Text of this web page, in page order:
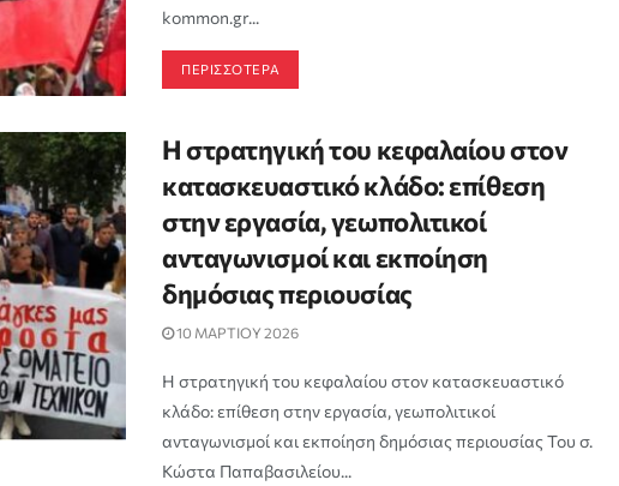
kommon.gr...
ΠΕΡΙΣΣΟΤΕΡΑ
Η στρατηγική του κεφαλαίου στον
κατασκευαστικό κλάδο: επίθεση
στην εργασία, γεωπολιτικοί
ανταγωνισμοί και εκποίηση
δημόσιας περιουσίας
10 ΜΑΡΤΙΟΥ 2026
Η στρατηγική του κεφαλαίου στον κατασκευαστικό
κλάδο: επίθεση στην εργασία, γεωπολιτικοί
ανταγωνισμοί και εκποίηση δημόσιας περιουσίας Του σ.
Κώστα Παπαβασιλείου...